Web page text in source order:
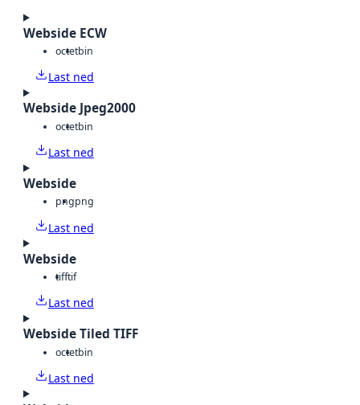
Webside ECW
octetbin
Last ned
Webside Jpeg2000
octetbin
Last ned
Webside
pngpng
Last ned
Webside
tifftif
Last ned
Webside Tiled TIFF
octetbin
Last ned